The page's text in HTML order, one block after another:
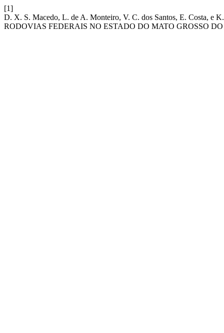
[1]
D. X. S. Macedo, L. de A. Monteiro, V. C. dos Santos, E. Costa,
RODOVIAS FEDERAIS NO ESTADO DO MATO GROSSO